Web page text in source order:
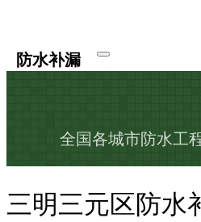
防水补漏
全国各城市防水工
三明三元区防水